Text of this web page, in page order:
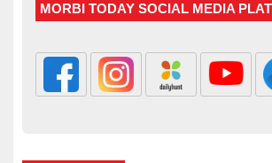
MORBI TODAY SOCIAL MEDIA